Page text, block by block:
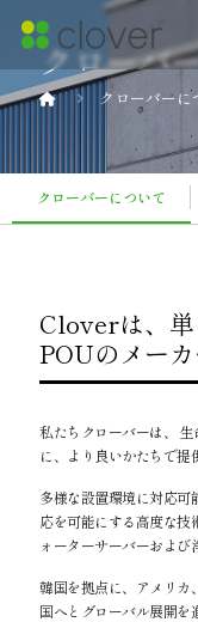
クローバ
クローバーに
クローバーについて
Cloverは、
POUのメーカ
私たちクローバーは、
に、より良いかたちで提
多様な設置環境に対応可
応を可能にする高度な技
ォーターサーバーおよび
韓国を拠点に、アメリカ
国へとグローバル展開を